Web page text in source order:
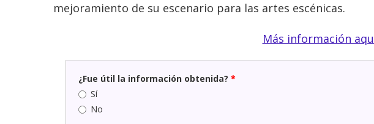
mejoramiento de su escenario para las artes escénicas.
Más información
¿Fue útil la información obtenida? *
Sí
No